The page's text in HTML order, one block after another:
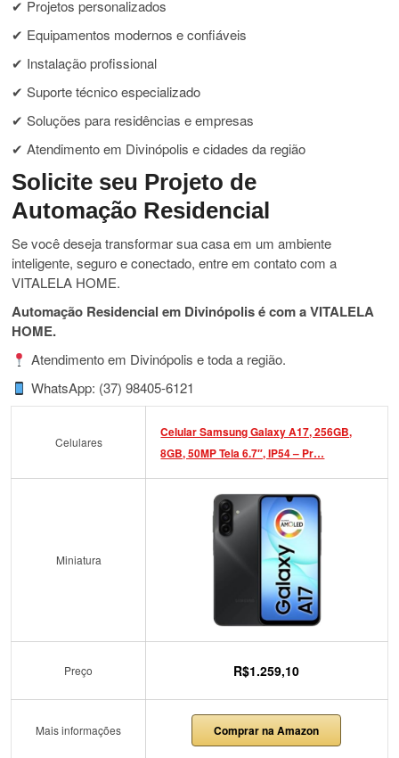
✔ Projetos personalizados
✔ Equipamentos modernos e confiáveis
✔ Instalação profissional
✔ Suporte técnico especializado
✔ Soluções para residências e empresas
✔ Atendimento em Divinópolis e cidades da região
Solicite seu Projeto de
Automação Residencial
Se você deseja transformar sua casa em um ambiente
inteligente, seguro e conectado, entre em contato com a
VITALELA HOME.
Automação Residencial em Divinópolis é com a VITALELA
HOME.
Atendimento em Divinópolis e toda a região.
WhatsApp: (37) 98405-6121
Celulares
Celular Samsung Galaxy A17, 256GB,
8GB, 50MP Tela 6.7″, IP54 – Pr…
Miniatura
Preço R$1.259,10
Mais informações Comprar na Amazon